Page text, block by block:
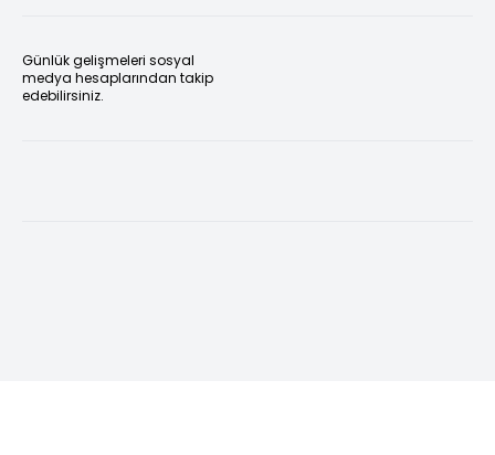
Günlük gelişmeleri sosyal
medya hesaplarından takip
edebilirsiniz.